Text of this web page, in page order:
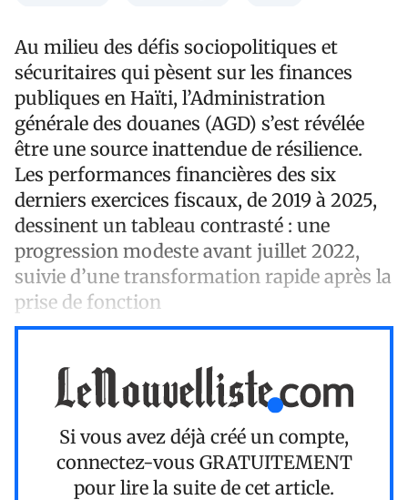
Au milieu des défis sociopolitiques et
sécuritaires qui pèsent sur les finances
publiques en Haïti, l’Administration
générale des douanes (AGD) s’est révélée
être une source inattendue de résilience.
Les performances financières des six
derniers exercices fiscaux, de 2019 à 2025,
dessinent un tableau contrasté : une
progression modeste avant juillet 2022,
suivie d’une transformation rapide après la
prise de fonction
Si vous avez déjà créé un compte,
connectez-vous GRATUITEMENT
pour lire la suite de cet article.